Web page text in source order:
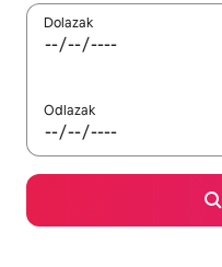
Dolazak
Odlazak